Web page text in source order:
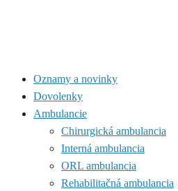
Oznamy a novinky
Dovolenky
Ambulancie
Chirurgická ambulancia
Interná ambulancia
ORL ambulancia
Rehabilitačná ambulancia